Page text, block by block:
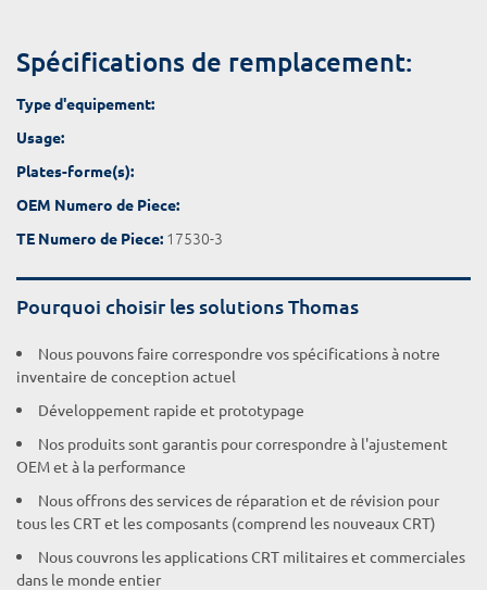
Spécifications de remplacement:
Type d'equipement:
Usage:
Plates-forme(s):
OEM Numero de Piece:
TE Numero de Piece: 17530-3
Pourquoi choisir les solutions Thomas
Nous pouvons faire correspondre vos spécifications à notre
inventaire de conception actuel
Développement rapide et prototypage
Nos produits sont garantis pour correspondre à l'ajustement
OEM et à la performance
Nous offrons des services de réparation et de révision pour
tous les CRT et les composants (comprend les nouveaux CRT)
Nous couvrons les applications CRT militaires et commerciales
dans le monde entier